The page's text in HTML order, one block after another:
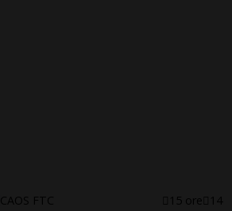
CAOS FTC 15 ore 14